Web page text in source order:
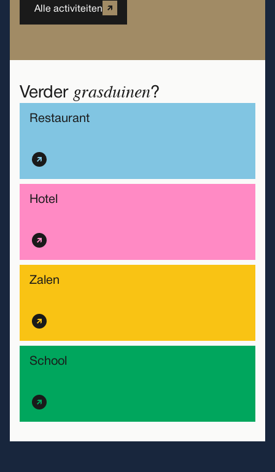
Alle activiteiten
Verder grasduinen?
Restaurant
Hotel
Zalen
School